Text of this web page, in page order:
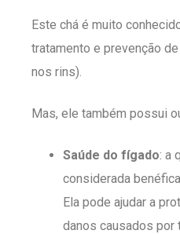
Este chá é muito
tratamento e prevenção
nos rins).
Mas, ele também possui
Saúde do fígado: a
considerada
Ela pode ajudar a
danos causados por